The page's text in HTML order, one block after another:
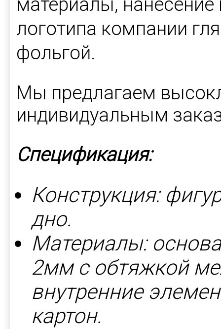
логотипа компании
фольгой.
Мы предлагаем
индивидуальным
Спецификация:
Конструкция:
дно.
Материалы:
2мм с обтяжкой
внутренние
картон.